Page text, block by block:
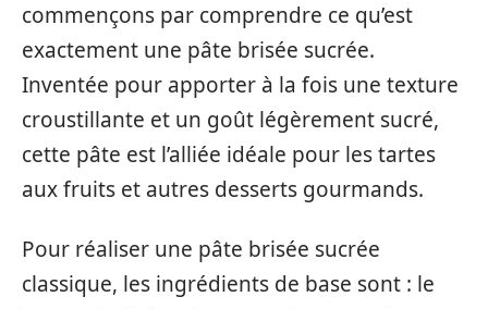
commençons par comprendre ce qu’est
exactement une pâte brisée sucrée.
Inventée pour apporter à la fois une texture
croustillante et un goût légèrement sucré,
cette pâte est l’alliée idéale pour les tartes
aux fruits et autres desserts gourmands.
Pour réaliser une pâte brisée sucrée
classique, les ingrédients de base sont : le